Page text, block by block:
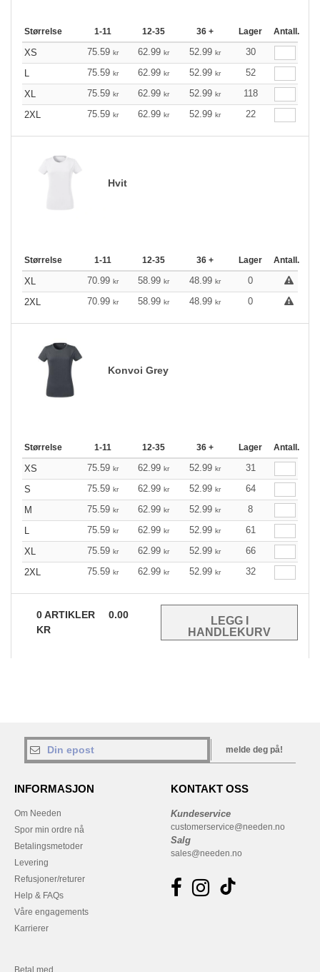
Størrelse 1-11 12-35 36 + Lager Antall.
XS 75.59 kr 62.99 kr 52.99 kr
30
L
75.59 kr 62.99 kr 52.99 kr
52
XL
75.59 kr 62.99 kr 52.99 kr
118
2XL
75.59 kr 62.99 kr 52.99 kr 22
Hvit
Størrelse 1-11 12-35 36 + Lager Antall.
XL 70.99 kr 58.99 kr 48.99 kr
0
2XL
70.99 kr 58.99 kr 48.99 kr 0
Konvoi Grey
Størrelse 1-11 12-35 36 + Lager Antall.
XS 75.59 kr 62.99 kr 52.99 kr
31
S
75.59 kr 62.99 kr 52.99 kr
64
M
75.59 kr 62.99 kr 52.99 kr
8
L
75.59 kr 62.99 kr 52.99 kr
61
XL
75.59 kr 62.99 kr 52.99 kr
66
2XL
75.59 kr 62.99 kr 52.99 kr 32
0ARTIKLER
0.00
KR
melde deg på!
INFORMASJON
Om Needen
Spor min ordre nå
Betalingsmetoder
Levering
Refusjoner/returer
Help & FAQs
Våre engagements
Karrierer
KONTAKT OSS
Kundeservice
customerservice@needen.no
Salg
sales@needen.no
Betal med